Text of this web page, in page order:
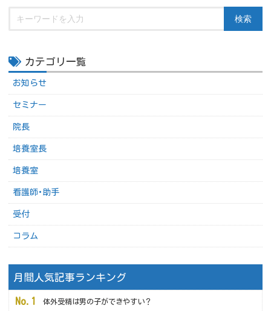
検索
カテゴリ一覧
お知らせ
セミナー
院長
培養室長
培養室
看護師･助手
受付
コラム
月間人気記事ランキング
体外受精は男の子ができやすい？